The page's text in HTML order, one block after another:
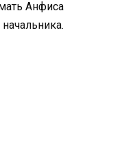
Анфиса